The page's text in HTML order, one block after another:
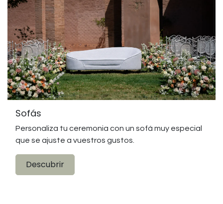
Sofás
Personaliza tu ceremonia con un sofá muy especial
que se ajuste a vuestros gustos.
Descubrir